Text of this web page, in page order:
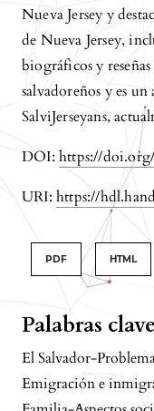
Palabras clave
El Salvador-
Emigración e
Nueva Jersey y
de Nueva Jersey,
biográficos y
salvadoreños y es
SalviJerseyans,
DOI: https://
URI: https://
PDF HTML